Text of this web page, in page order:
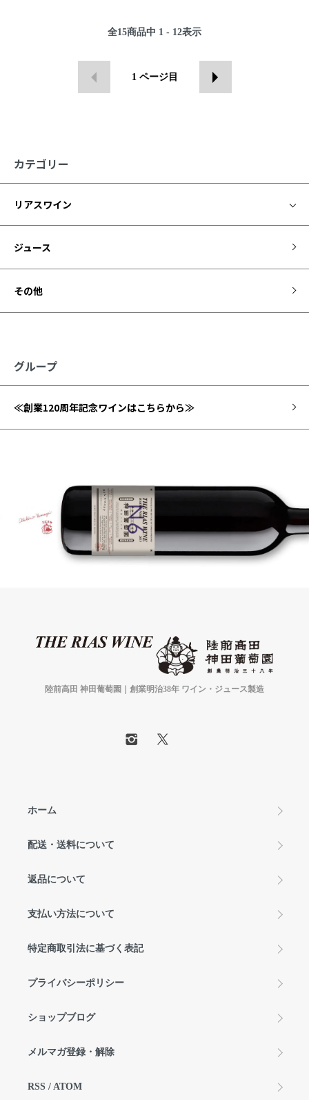
全15商品中 1 - 12表示
1 ページ目
カテゴリー
リアスワイン
ジュース
その他
グループ
≪創業120周年記念ワインはこちらから≫
陸前高田 神田葡萄園｜創業明治38年 ワイン・ジュース製造
ホーム
配送・送料について
返品について
支払い方法について
特定商取引法に基づく表記
プライバシーポリシー
ショップブログ
メルマガ登録・解除
RSS / ATOM